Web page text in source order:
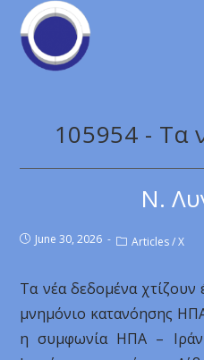
105954 - Τα
Ν.
June 30, 2026 Articles / X
Τα νέα δεδομένα χτίζουν
μνημόνιο κατανόησης
η συμφωνία ΗΠΑ – Ιράν